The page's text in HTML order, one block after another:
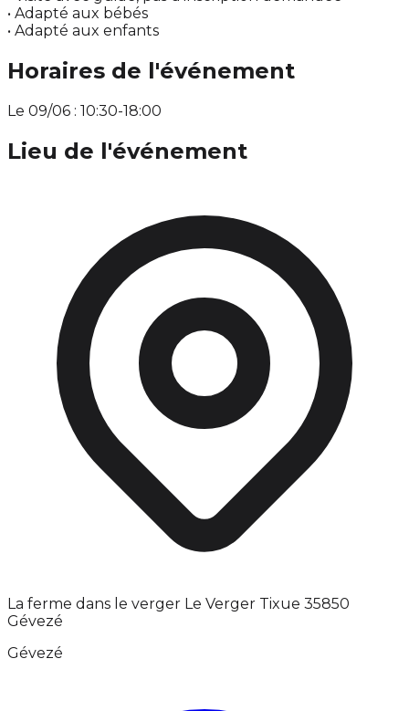
• Adapté aux bébés
• Adapté aux enfants
Horaires de l'événement
Le 09/06 : 10:30-18:00
Lieu de l'événement
La ferme dans le verger Le Verger Tixue 35850
Gévezé
Gévezé